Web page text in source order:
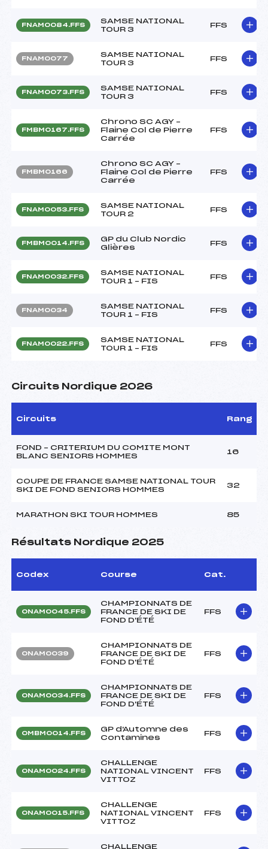
FNAM0084.FFS
SAMSE NATIONAL
TOUR 3
FFS
FNAM0077
SAMSE NATIONAL
TOUR 3
FFS
FNAM0073.FFS
SAMSE NATIONAL
TOUR 3
FFS
FMBM0167.FFS
Chrono SC AGY –
Flaine Col de Pierre
Carrée
FFS
FMBM0166
Chrono SC AGY –
Flaine Col de Pierre
Carrée
FFS
FNAM0053.FFS
SAMSE NATIONAL
TOUR 2
FFS
FMBM0014.FFS
GP du Club Nordic
Glières
FFS
FNAM0032.FFS
SAMSE NATIONAL
TOUR 1 – FIS
FFS
FNAM0034
SAMSE NATIONAL
TOUR 1 – FIS
FFS
FNAM0022.FFS
SAMSE NATIONAL
TOUR 1 – FIS
FFS
Circuits Nordique 2026
Circuits Rang
FOND – CRITERIUM DU COMITE MONT
BLANC SENIORS HOMMES
16
COUPE DE FRANCE SAMSE NATIONAL TOUR
SKI DE FOND SENIORS HOMMES
32
MARATHON SKI TOUR HOMMES 85
Résultats Nordique 2025
Codex Course Cat.
ONAM0045.FFS
CHAMPIONNATS DE
FRANCE DE SKI DE
FOND D'ÉTÉ
FFS
ONAM0039
CHAMPIONNATS DE
FRANCE DE SKI DE
FOND D'ÉTÉ
FFS
ONAM0034.FFS
CHAMPIONNATS DE
FRANCE DE SKI DE
FOND D'ÉTÉ
FFS
OMBM0014.FFS
GP d'Automne des
Contamines
FFS
ONAM0024.FFS
CHALLENGE
NATIONAL VINCENT
VITTOZ
FFS
ONAM0015.FFS
CHALLENGE
NATIONAL VINCENT
VITTOZ
FFS
CHALLENGE